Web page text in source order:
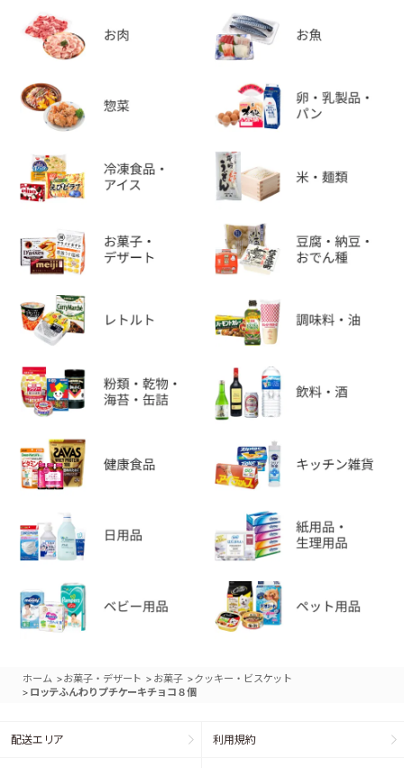
ホーム >お菓子・デザート > お菓子 >クッキー・ビスケット
> ロッテふんわりプチケーキチョコ８個
配送エリア 利用規約